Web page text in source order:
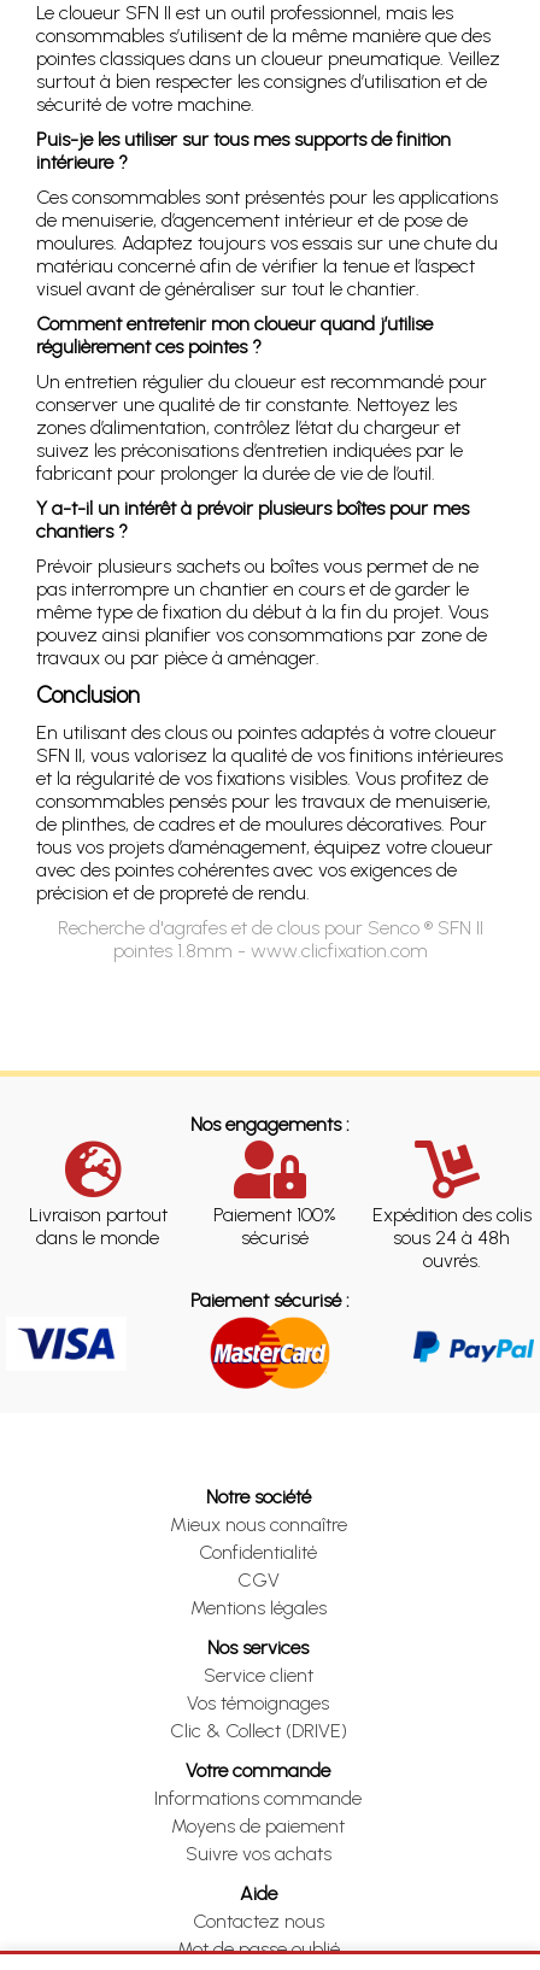
Le cloueur SFN II est un outil professionnel, mais les
consommables s’utilisent de la même manière que des
pointes classiques dans un cloueur pneumatique. Veillez
surtout à bien respecter les consignes d’utilisation et de
sécurité de votre machine.
Puis-je les utiliser sur tous mes supports de finition
intérieure ?
Ces consommables sont présentés pour les applications
de menuiserie, d’agencement intérieur et de pose de
moulures. Adaptez toujours vos essais sur une chute du
matériau concerné afin de vérifier la tenue et l’aspect
visuel avant de généraliser sur tout le chantier.
Comment entretenir mon cloueur quand j’utilise
régulièrement ces pointes ?
Un entretien régulier du cloueur est recommandé pour
conserver une qualité de tir constante. Nettoyez les
zones d’alimentation, contrôlez l’état du chargeur et
suivez les préconisations d’entretien indiquées par le
fabricant pour prolonger la durée de vie de l’outil.
Y a-t-il un intérêt à prévoir plusieurs boîtes pour mes
chantiers ?
Prévoir plusieurs sachets ou boîtes vous permet de ne
pas interrompre un chantier en cours et de garder le
même type de fixation du début à la fin du projet. Vous
pouvez ainsi planifier vos consommations par zone de
travaux ou par pièce à aménager.
Conclusion
En utilisant des clous ou pointes adaptés à votre cloueur
SFN II, vous valorisez la qualité de vos finitions intérieures
et la régularité de vos fixations visibles. Vous profitez de
consommables pensés pour les travaux de menuiserie,
de plinthes, de cadres et de moulures décoratives. Pour
tous vos projets d’aménagement, équipez votre cloueur
avec des pointes cohérentes avec vos exigences de
précision et de propreté de rendu.
Recherche d'agrafes et de clous pour Senco ® SFN II
pointes 1.8mm - www.clicfixation.com
Nos engagements :
Livraison partout
dans le monde
Paiement 100%
sécurisé
Expédition des colis
sous 24 à 48h
ouvrés.
Paiement sécurisé :
Notre société
Mieux nous connaître
Confidentialité
CGV
Mentions légales
Nos services
Service client
Vos témoignages
Clic & Collect (DRIVE)
Votre commande
Informations commande
Moyens de paiement
Suivre vos achats
Aide
Contactez nous
Mot de passe oublié